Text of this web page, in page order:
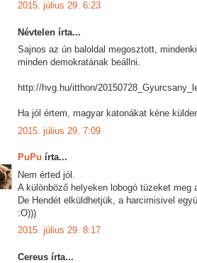
2015. július 29. 6:23
Névtelen írta...
Sajnos az ún baloldal megosztott,
minden demokratának beállni.
http://hvg.hu/itthon/
Ha jól értem, magyar katonákat kéne
2015. július 29. 7:09
PuPu írta...
Nem érted jól.
A különböző helyeken lobogó tüzeket
De Hendét elküldhetjük, a harcimisivel
:O)))
2015. július 29. 8:17
Cereus írta...